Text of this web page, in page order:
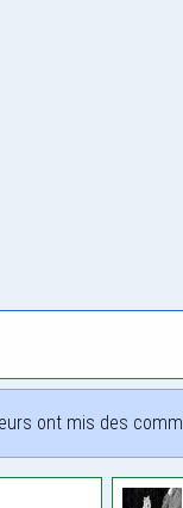
ont mis des